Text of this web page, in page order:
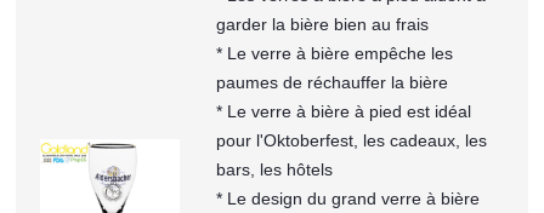
garder la bière bien au frais
* Le verre à bière empêche les
paumes de réchauffer la bière
* Le verre à bière à pied est idéal
pour l'Oktoberfest, les cadeaux, les
bars, les hôtels
* Le design du grand verre à bière